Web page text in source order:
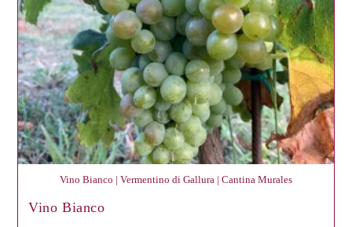
Vino Bianco | Vermentino di Gallura | Cantina Murales
Vino Bianco